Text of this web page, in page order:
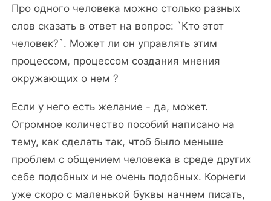
Про одного человека можно столько разных
слов сказать в ответ на вопрос: `Кто этот
человек?`. Может ли он управлять этим
процессом, процессом создания мнения
окружающих о нем ?
Если у него есть желание - да, может.
Огромное количество пособий написано на
тему, как сделать так, чтоб было меньше
проблем с общением человека в среде других
себе подобных и не очень подобных. Корнеги
уже скоро с маленькой буквы начнем писать,